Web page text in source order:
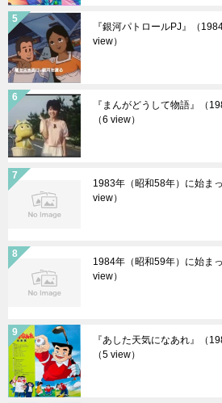
『銀河パトロールPJ』（
view）
『まんがどうして物語』（
（6 view）
1983年（昭和58年）に始ま
view）
1984年（昭和59年）に始ま
view）
『あした天気になあれ』（
（5 view）